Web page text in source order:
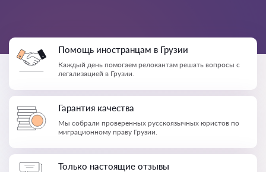
Помощь иностранцам в Грузии
Каждый день помогаем релокантам решать вопросы с
легализацией в Грузии.
Гарантия качества
Мы собрали проверенных русскоязычных юристов по
миграционному праву Грузии.
Только настоящие отзывы